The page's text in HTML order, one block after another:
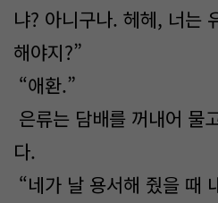
냐? 아니구나. 헤헤, 너는
해야지?”
“애환.”
은류는 담배를 꺼내어 물
다.
“네가 날 용서해 줬을 때